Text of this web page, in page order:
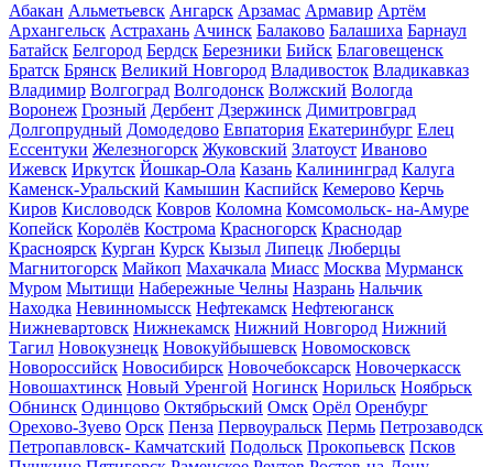
Абакан Альметьевск Ангарск Арзамас Армавир Артём
Архангельск Астрахань Ачинск Балаково Балашиха Барнаул
Батайск Белгород Бердск Березники Бийск Благовещенск
Братск Брянск Великий Новгород Владивосток Владикавказ
Владимир Волгоград Волгодонск Волжский Вологда
Воронеж Грозный Дербент Дзержинск Димитровград
Долгопрудный Домодедово Евпатория Екатеринбург Елец
Ессентуки Железногорск Жуковский Златоуст Иваново
Ижевск Иркутск Йошкар-Ола Казань Калининград Калуга
Каменск-Уральский Камышин Каспийск Кемерово Керчь
Киров Кисловодск Ковров Коломна Комсомольск- на-Амуре
Копейск Королёв Кострома Красногорск Краснодар
Красноярск Курган Курск Кызыл Липецк Люберцы
Магнитогорск Майкоп Махачкала Миасс Москва Мурманск
Муром Мытищи Набережные Челны Назрань Нальчик
Находка Невинномысск Нефтекамск Нефтеюганск
Нижневартовск Нижнекамск Нижний Новгород Нижний
Тагил Новокузнецк Новокуйбышевск Новомосковск
Новороссийск Новосибирск Новочебоксарск Новочеркасск
Новошахтинск Новый Уренгой Ногинск Норильск Ноябрьск
Обнинск Одинцово Октябрьский Омск Орёл Оренбург
Орехово-Зуево Орск Пенза Первоуральск Пермь Петрозаводск
Петропавловск- Камчатский Подольск Прокопьевск Псков